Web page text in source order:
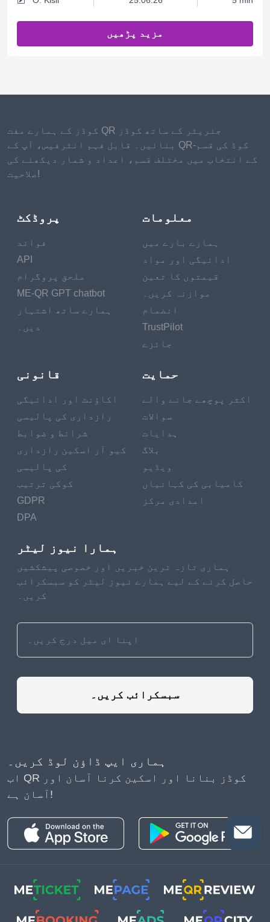
مزید پڑھیں
کوڈز کے ہمارے مفت QR جنریٹر کے ساتھ کوڈز
بنائیں۔ قابل فہم انٹرفیس، آپ کے QR-کوڈ کی قسم
کے انتخاب میں مختلف قسم، اعداد و شمار دیکھنے کی
صلاحیت!
پروڈکٹ
فوائد
API
ملحق پروگرام
ME-QR GPT chatbot
ہمارے ساتھ اشتہار
دیں۔
معلومات
ہمارے بارے میں
ادائیگی اور مواد
قیمتوں کا تعین
موازنہ کریں۔
انضمام
TrustPilot
جائزے
قانونی
اکاؤنٹ اور ادائیگی
رازداری کی پالیسی
شرائط و ضوابط
کیو آر اسکین رازداری
کی پالیسی
کوکی ترتیب
GDPR
DPA
حمایت
اکثر پوچھے جانے والے
سوالات
ہدایات
بلاگ
ویڈیو
کامیابی کی کہانیاں
امدادی مرکز
ہمارا نیوز لیٹر
ہماری تازہ ترین خبریں اور خصوصی پیشکشیں
حاصل کرنے کے لیے ہمارے نیوز لیٹر کو سبسکرائب
کریں۔
سبسکرائب کریں۔
ہماری ایپ ڈاؤن لوڈ کریں۔
اب QR کوڈز بنانا اور اسکین کرنا آسان اور
آسان ہے!